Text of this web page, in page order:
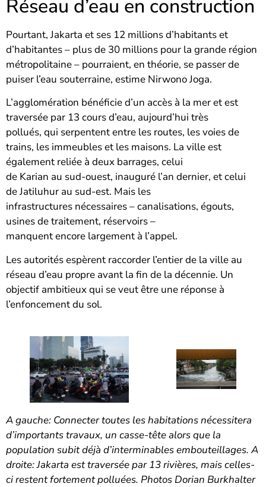
Réseau d’eau en construction
Pourtant, Jakarta et ses 12 millions d’habitants et
d’habitantes – plus de 30 millions pour la grande région
métropolitaine – pourraient, en théorie, se passer de
puiser l’eau souterraine, estime Nirwono Joga.
L’agglomération bénéficie d’un accès à la mer et est
traversée par 13 cours d’eau, aujourd’hui très
pollués, qui serpentent entre les routes, les voies de
trains, les immeubles et les maisons. La ville est
également reliée à deux barrages, celui
de Karian au sud-ouest, inauguré l’an dernier, et celui
de Jatiluhur au sud-est. Mais les
infrastructures nécessaires – canalisations, égouts,
usines de traitement, réservoirs –
manquent encore largement à l’appel.
Les autorités espèrent raccorder l’entier de la ville au
réseau d’eau propre avant la fin de la décennie. Un
objectif ambitieux qui se veut être une réponse à
l’enfoncement du sol.
A gauche: Connecter toutes les habitations nécessitera
d’importants travaux, un casse-tête alors que la
population subit déjà d’interminables embouteillages. A
droite: Jakarta est traversée par 13 rivières, mais celles-
ci restent fortement polluées. Photos Dorian Burkhalter